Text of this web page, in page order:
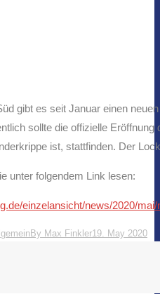
gibt es seit Januar einen
sollte die offizielle
ist, stattfinden. Der
unter folgendem Link lesen:
einzelansicht/news/2020/
By Max Finkler19. May 2020